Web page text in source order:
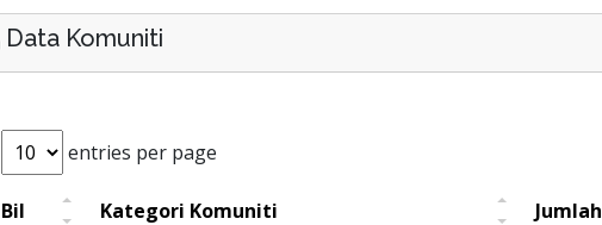
Data Komuniti
entries per page
Bil Kategori Komuniti Jumlah